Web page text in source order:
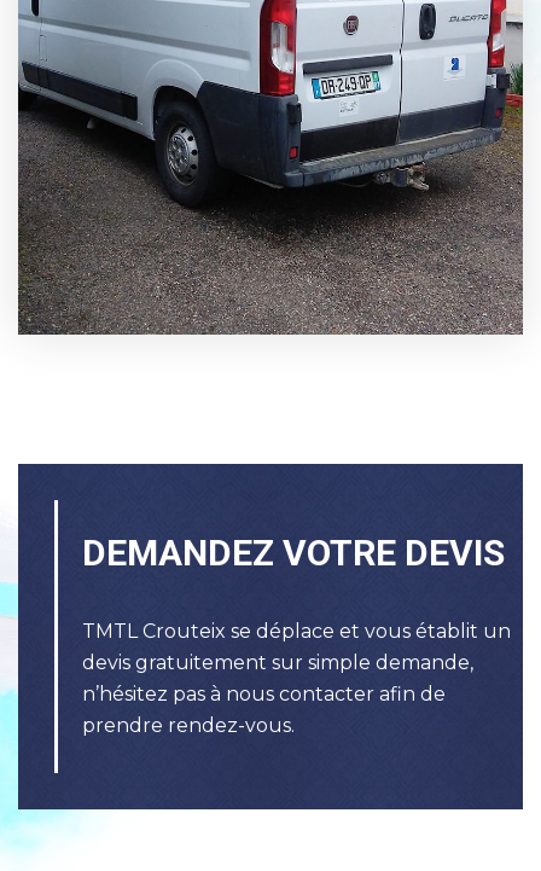
DEMANDEZ VOTRE DEVIS
TMTL Crouteix se déplace et vous établit un
devis gratuitement sur simple demande,
n’hésitez pas à nous contacter afin de
prendre rendez-vous.